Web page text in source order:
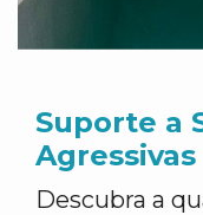
Suporte a
Agressivas
Descubra a